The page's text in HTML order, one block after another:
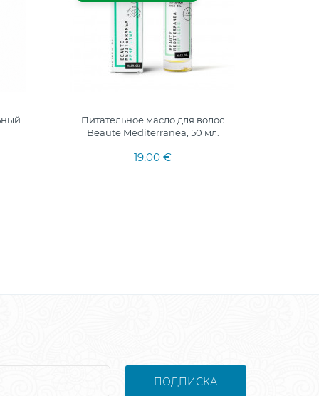
Питательное масло для волос
Beaute Mediterranea, 50 мл.
19,00 €
ПОДПИСКА